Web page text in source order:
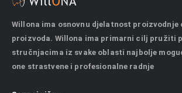
Willona ima osnovnu djelatnost proizvodnje
proizvoda. Willona ima primarni cilj pružiti
stručnjacima iz svake oblasti najbolje
one strastvene i profesionalne radnje